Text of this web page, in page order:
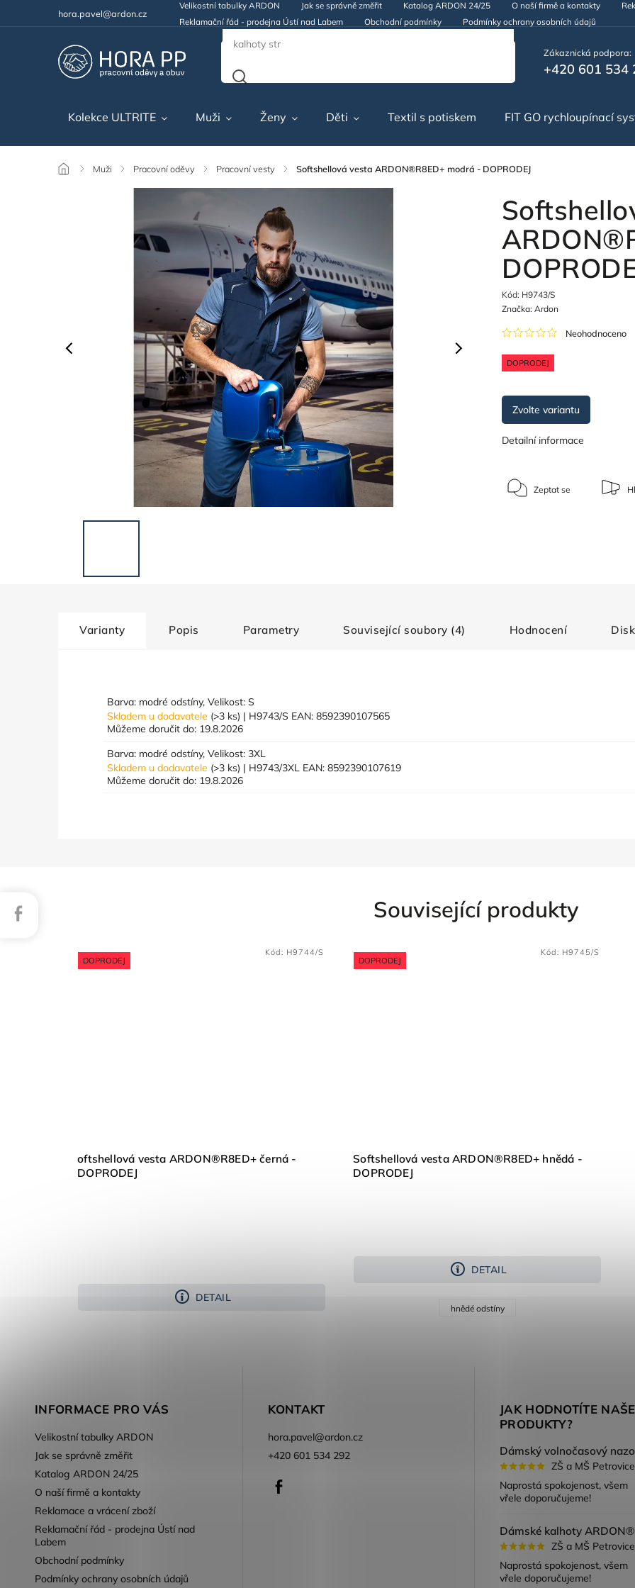
hora.pavel@ardon.cz
Velikostní tabulky ARDON Jak se správně změřit Katalog ARDON 24/25 O naší firmě a kontakty
Reklamační řád - prodejna Ústí nad Labem
Obchodní podmínky Podmínky ochrany osobních údajů
Zákaznická podpora:
+420 601 534
Kolekce ULTRITE Muži Ženy Děti Textil s potiskem FIT GO rychloupínací
/ Muži / Pracovní oděvy / Pracovní vesty / Softshellová vesta ARDON®R8ED+ modrá - DOPRODEJ
Kód: H9743/S
DOPRODEJ
Neohodnoceno
Značka: Ardon
Zvolte variantu
Detailní informace
Zeptat se
Varianty Popis Parametry Související soubory (4) Hodnocení
Barva: modré odstíny, Velikost: S
Skladem u dodavatele (>3 ks) | H9743/S EAN: 8592390107565
Můžeme doručit do: 19.8.2026
Barva: modré odstíny, Velikost: 3XL
Skladem u dodavatele (>3 ks) | H9743/3XL EAN: 8592390107619
Můžeme doručit do: 19.8.2026
Související produkty
DOPRODEJ
oftshellová vesta ARDON®R8ED+ černá -
DOPRODEJ
DETAIL
Kód: H9744/S
DOPRODEJ
Softshellová vesta ARDON®R8ED+ hnědá -
DOPRODEJ
DETAIL
hnědé odstíny
Kód: H9745/S
INFORMACE PRO VÁS
Velikostní tabulky ARDON
Jak se správně změřit
Katalog ARDON 24/25
O naší firmě a kontakty
Reklamace a vrácení zboží
Reklamační řád - prodejna Ústí nad
Labem
Obchodní podmínky
Podmínky ochrany osobních údajů
KONTAKT
hora.pavel@ardon.cz
+420 601 534 292
JAK HODNOTÍTE NAŠE
PRODUKTY?
ZŠ a MŠ Petrovice
Naprostá spokojenost, všem
vřele doporučujeme!
ZŠ a MŠ Petrovice
Naprostá spokojenost, všem
vřele doporučujeme!